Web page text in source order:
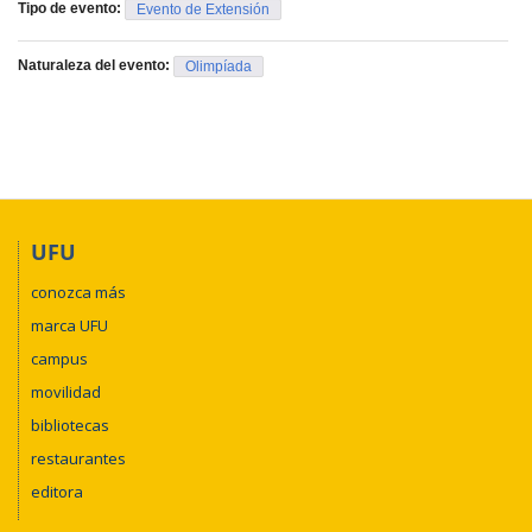
Tipo de evento: Evento de Extensión
Naturaleza del evento: Olimpíada
UFU
conozca más
marca UFU
campus
movilidad
bibliotecas
restaurantes
editora